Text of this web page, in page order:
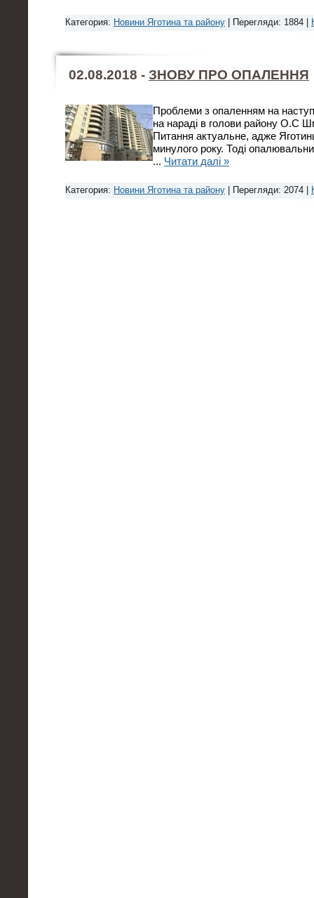
Категория: Новини Яготина та району | Перегляди: 1884 |
02.08.2018 - ЗНОВУ ПРО ОПАЛЕННЯ
Проблеми з опаленням на
на нараді в голови району О.С
Питання актуальне, адже
минулого року. Тоді
... Читати далі »
Категория: Новини Яготина та району | Перегляди: 2074 |